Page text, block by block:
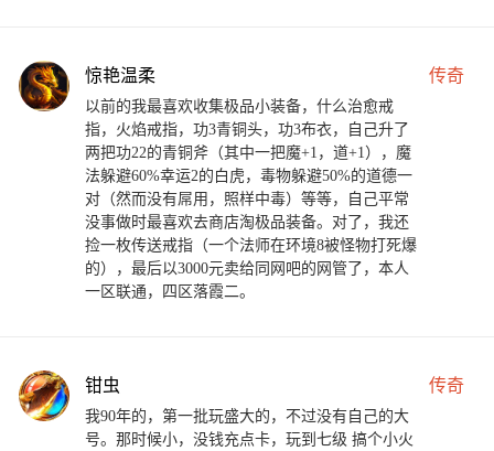
惊艳温柔 传奇
以前的我最喜欢收集极品小装备，什么治愈戒
指，火焰戒指，功3青铜头，功3布衣，自己升了
两把功22的青铜斧（其中一把魔+1，道+1），魔
法躲避60%幸运2的白虎，毒物躲避50%的道德一
对（然而没有屌用，照样中毒）等等，自己平常
没事做时最喜欢去商店淘极品装备。对了，我还
捡一枚传送戒指（一个法师在环境8被怪物打死爆
的），最后以3000元卖给同网吧的网管了，本人
一区联通，四区落霞二。
钳虫 传奇
我90年的，第一批玩盛大的，不过没有自己的大
号。那时候小，没钱充点卡，玩到七级 搞个小火